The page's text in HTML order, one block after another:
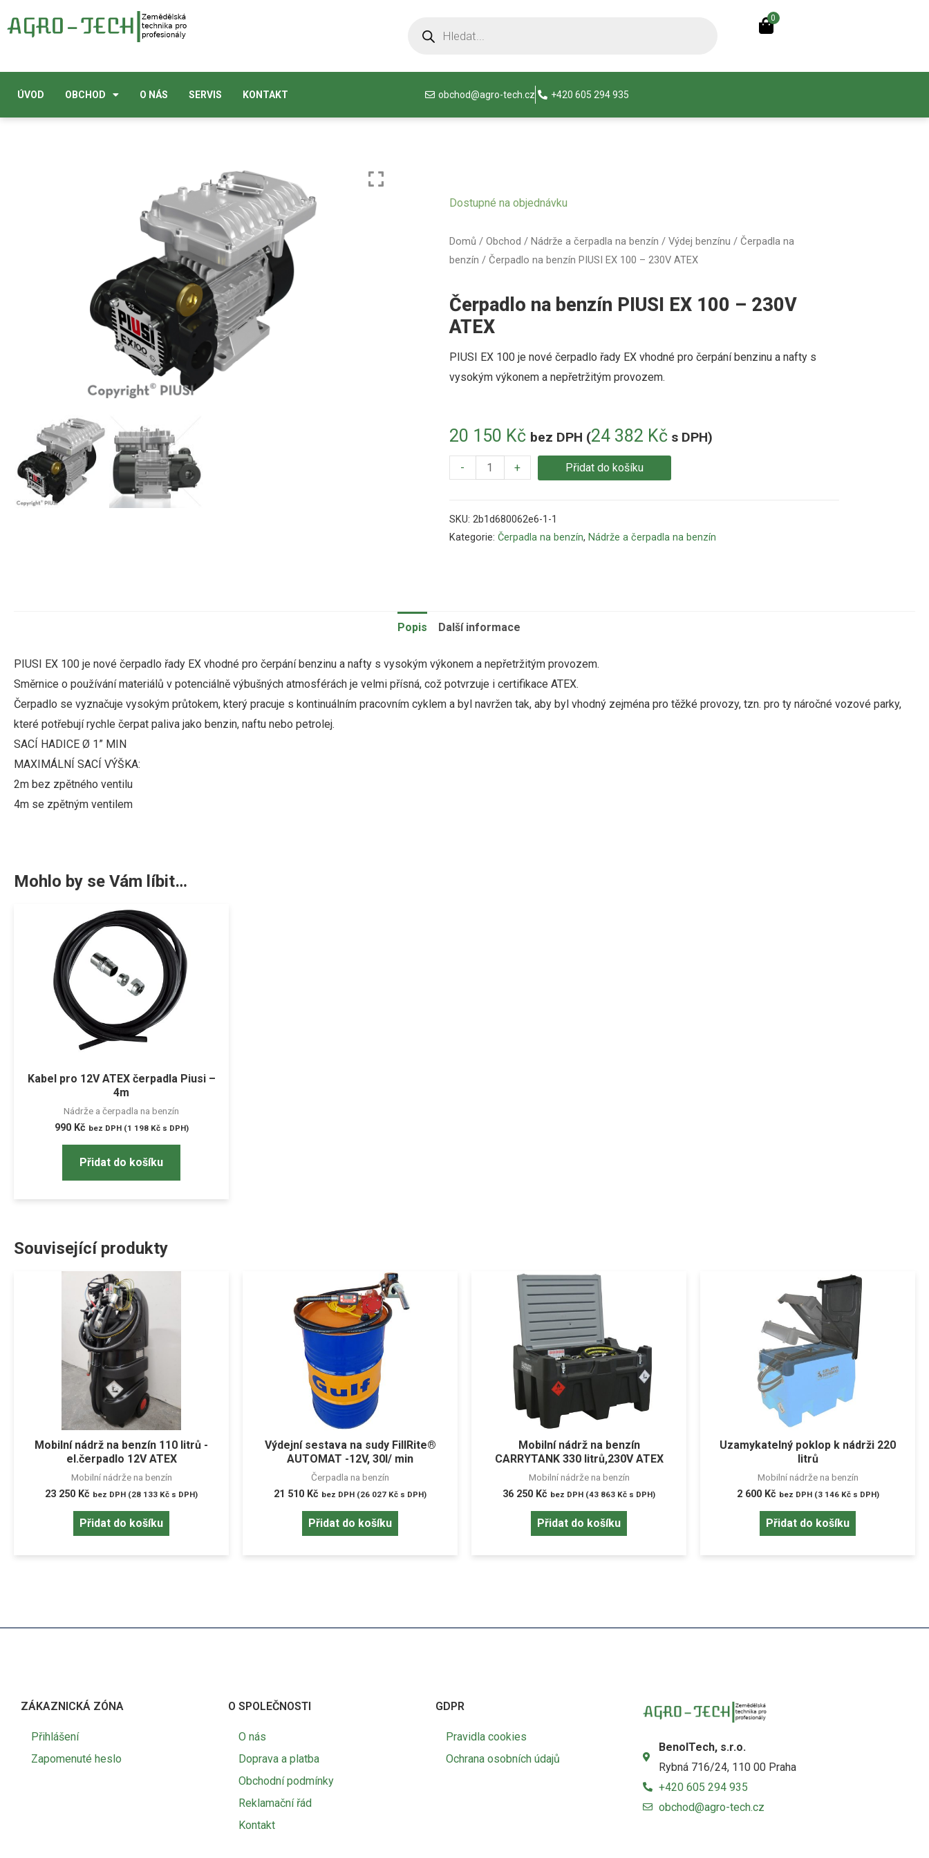
0
ÚVOD OBCHOD O NÁS SERVIS KONTAKT obchod@agro-tech.cz +420 605 294 935
Domů / Obchod / Nádrže a čerpadla na benzín / Výdej benzínu / Čerpadla na
benzín / Čerpadlo na benzín PIUSI EX 100 – 230V ATEX
Čerpadlo na benzín PIUSI EX 100 – 230V
ATEX
20 150 Kč bez DPH (24 382 Kčs DPH)
PIUSI EX 100 je nové čerpadlo řady EX vhodné pro čerpání benzinu a nafty s
vysokým výkonem a nepřetržitým provozem.
Dostupné na objednávku
- + Přidat do košíku
SKU: 2b1d680062e6-1-1
Kategorie: Čerpadla na benzín, Nádrže a čerpadla na benzín
Popis Další informace
PIUSI EX 100 je nové čerpadlo řady EX vhodné pro čerpání benzinu a nafty s vysokým výkonem a nepřetržitým provozem.
Směrnice o používání materiálů v potenciálně výbušných atmosférách je velmi přísná, což potvrzuje i certifikace ATEX.
Čerpadlo se vyznačuje vysokým průtokem, který pracuje s kontinuálním pracovním cyklem a byl navržen tak, aby byl vhodný zejména pro těžké provozy, tzn. pro ty náročné vozové parky,
které potřebují rychle čerpat paliva jako benzin, naftu nebo petrolej.
SACÍ HADICE Ø 1” MIN
MAXIMÁLNÍ SACÍ VÝŠKA:
2m bez zpětného ventilu
4m se zpětným ventilem
Mohlo by se Vám líbit…
Kabel pro 12V ATEX čerpadla Piusi –
4m
Nádrže a čerpadla na benzín
990 Kč bez DPH (1 198 Kčs DPH)
Přidat do košíku
Související produkty
Mobilní nádrž na benzín 110 litrů -
el.čerpadlo 12V ATEX
Mobilní nádrže na benzín
23 250 Kč bez DPH (28 133 Kč s DPH)
Přidat do košíku
Výdejní sestava na sudy FillRite®
AUTOMAT -12V, 30l/ min
Čerpadla na benzín
21 510 Kč bez DPH (26 027 Kč s DPH)
Přidat do košíku
Mobilní nádrž na benzín
CARRYTANK 330 litrů,230V ATEX
Mobilní nádrže na benzín
36 250 Kč bez DPH (43 863 Kč s DPH)
Přidat do košíku
Uzamykatelný poklop k nádrži 220
litrů
Mobilní nádrže na benzín
2 600 Kč bez DPH (3 146 Kčs DPH)
Přidat do košíku
ZÁKAZNICKÁ ZÓNA
Přihlášení
Zapomenuté heslo
O SPOLEČNOSTI
O nás
Doprava a platba
Obchodní podmínky
Reklamační řád
Kontakt
GDPR
Pravidla cookies
Ochrana osobních údajů
BenolTech, s.r.o.
Rybná 716/24, 110 00 Praha
+420 605 294 935
obchod@agro-tech.cz